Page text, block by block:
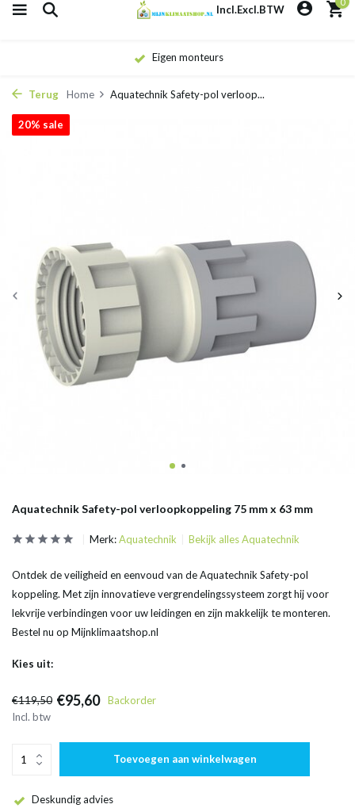
Incl.Excl.BTW
Eigen monteurs
Terug Home Aquatechnik Safety-pol verloop...
Aquatechnik Safety-pol verloopkoppeling 75 mm x 63 mm
20% sale
Merk:Aquatechnik Bekijk alles Aquatechnik
Ontdek de veiligheid en eenvoud van de Aquatechnik Safety-pol
koppeling. Met zijn innovatieve vergrendelingssysteem zorgt hij voor
lekvrije verbindingen voor uw leidingen en zijn makkelijk te monteren.
Bestel nu op Mijnklimaatshop.nl
Kies uit:
€119,50 €95,60
Backorder
Incl. btw
Toevoegen aan winkelwagen
Deskundig advies